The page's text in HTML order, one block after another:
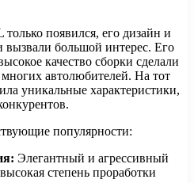
появился, его дизайн и
вызвали большой интерес. Его
качество сборки сделали
автолюбителей. На тот
уникальные характеристики,
популярности:
Элегантный и агрессивный
степень проработки